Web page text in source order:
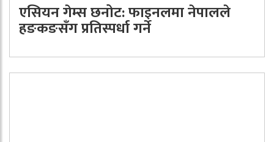
एसियन गेम्स छनोट: फाइनलमा नेपालले
हङकङसँग प्रतिस्पर्धा गर्ने